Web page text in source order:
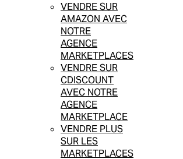
VENDRE SUR
AMAZON AVEC
NOTRE
AGENCE
MARKETPLACES
VENDRE SUR
CDISCOUNT
AVEC NOTRE
AGENCE
MARKETPLACE
VENDRE PLUS
SUR LES
MARKETPLACES